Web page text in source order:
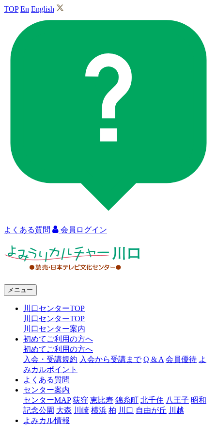
TOP En English
よくある質問 会員ログイン
ャ
口
メニュー
川口センターTOP
川口センターTOP
川口センター案内
初めてご利用の方へ
初めてご利用の方へ
入会・受講規約 入会から受講まで Q & A 会員優待 よ
みカルポイント
よくある質問
センター案内
センターMAP 荻窪 恵比寿 錦糸町 北千住 八王子 昭和
記念公園 大森 川崎 横浜 柏 川口 自由が丘 川越
よみカル情報